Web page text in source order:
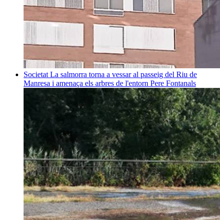
Societat La salmorra torna a vessar al passeig del Riu de
Manresa i amenaça els arbres de l'entorn Pere Fontanals